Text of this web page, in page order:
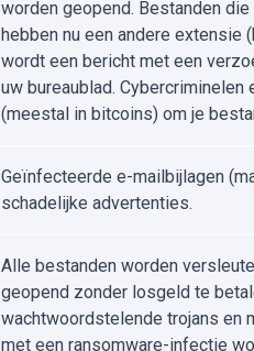
worden geopend. Bestanden
hebben nu een andere extensie
wordt een bericht met een
uw bureaublad.
(meestal in bitcoins) om je
Geïnfecteerde e-mailbijlagen
schadelijke advertenties.
Alle bestanden worden
geopend zonder losgeld te
wachtwoordstelende trojans en
met een ransomware-infectie